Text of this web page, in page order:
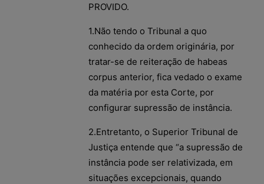
PROVIDO.
1.Não tendo o Tribunal a quo
conhecido da ordem originária, por
tratar-se de reiteração de habeas
corpus anterior, fica vedado o exame
da matéria por esta Corte, por
configurar supressão de instância.
2.Entretanto, o Superior Tribunal de
Justiça entende que “a supressão de
instância pode ser relativizada, em
situações excepcionais, quando